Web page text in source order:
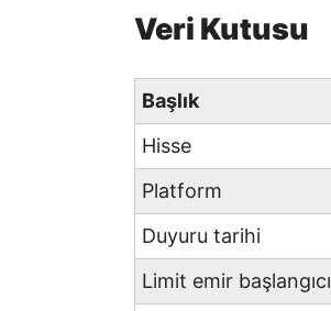
Veri Kutusu
Başlık
Hisse
Platform
Duyuru tarihi
Limit emir başlangıcı